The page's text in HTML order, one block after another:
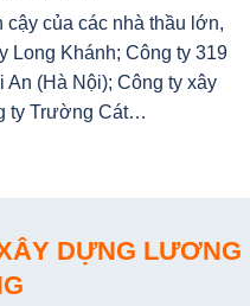
cậy của các nhà thầu lớn,
Long Khánh; Công ty 319
An (Hà Nội); Công ty xây
ty Trường Cát…
DỰNG LƯƠNG